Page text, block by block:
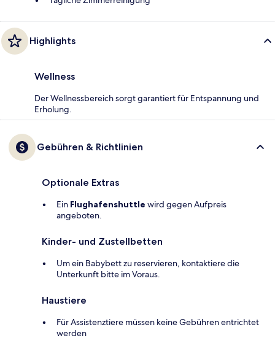
Highlights
Wellness
Der Wellnessbereich sorgt garantiert für Entspannung und
Erholung.
Gebühren & Richtlinien
Optionale Extras
Ein Flughafenshuttle wird gegen Aufpreis
angeboten.
Kinder- und Zustellbetten
Um ein Babybett zu reservieren, kontaktiere die
Unterkunft bitte im Voraus.
Haustiere
Für Assistenztiere müssen keine Gebühren entrichtet
werden